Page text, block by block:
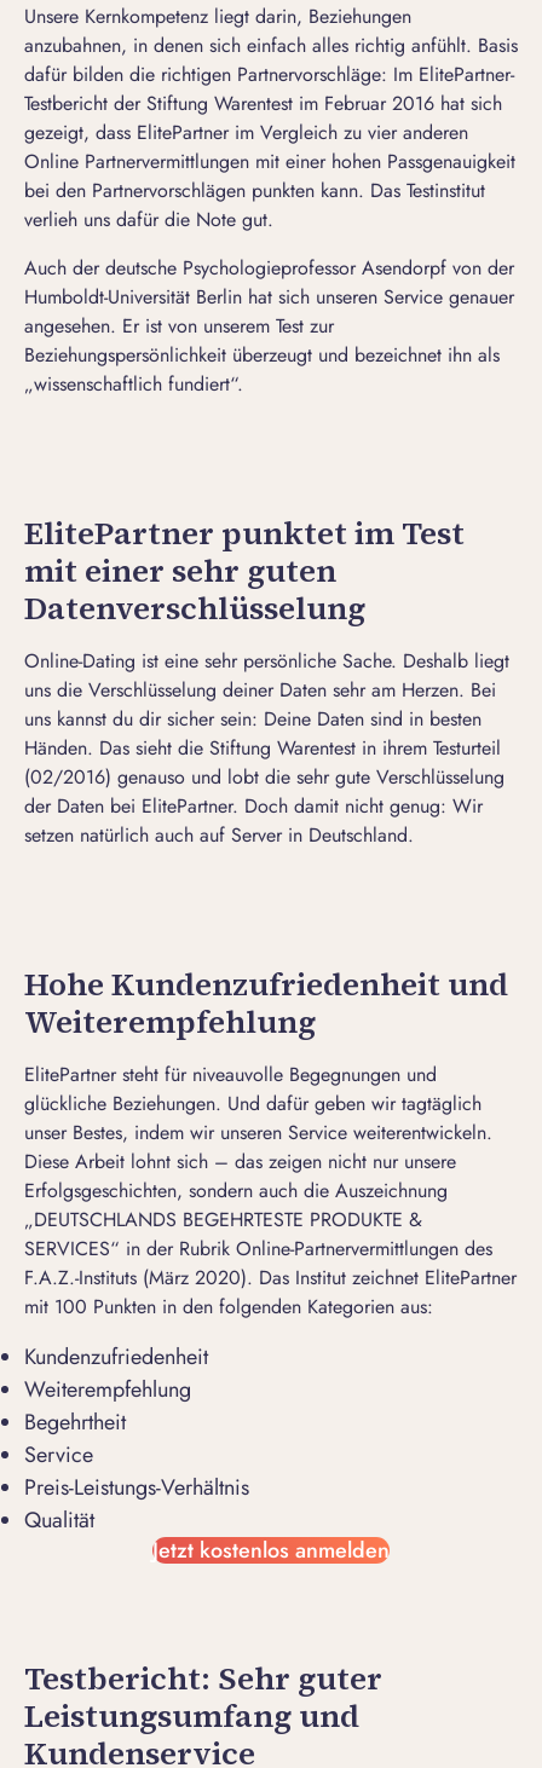
Unsere Kernkompetenz liegt darin, Beziehungen
anzubahnen, in denen sich einfach alles richtig anfühlt. Basis
dafür bilden die richtigen Partnervorschläge: Im ElitePartner-
Testbericht der Stiftung Warentest im Februar 2016 hat sich
gezeigt, dass ElitePartner im Vergleich zu vier anderen
Online Partnervermittlungen mit einer hohen Passgenauigkeit
bei den Partnervorschlägen punkten kann. Das Testinstitut
verlieh uns dafür die Note gut.
Auch der deutsche Psychologieprofessor Asendorpf von der
Humboldt-Universität Berlin hat sich unseren Service genauer
angesehen. Er ist von unserem Test zur
Beziehungspersönlichkeit überzeugt und bezeichnet ihn als
„wissenschaftlich fundiert“.
ElitePartner punktet im Test
mit einer sehr guten
Datenverschlüsselung
Online-Dating ist eine sehr persönliche Sache. Deshalb liegt
uns die Verschlüsselung deiner Daten sehr am Herzen. Bei
uns kannst du dir sicher sein: Deine Daten sind in besten
Händen. Das sieht die Stiftung Warentest in ihrem Testurteil
(02/2016) genauso und lobt die sehr gute Verschlüsselung
der Daten bei ElitePartner. Doch damit nicht genug: Wir
setzen natürlich auch auf Server in Deutschland.
Hohe Kundenzufriedenheit und
Weiterempfehlung
ElitePartner steht für niveauvolle Begegnungen und
glückliche Beziehungen. Und dafür geben wir tagtäglich
unser Bestes, indem wir unseren Service weiterentwickeln.
Diese Arbeit lohnt sich – das zeigen nicht nur unsere
Erfolgsgeschichten, sondern auch die Auszeichnung
„DEUTSCHLANDS BEGEHRTESTE PRODUKTE &
SERVICES“ in der Rubrik Online-Partnervermittlungen des
F.A.Z.-Instituts (März 2020). Das Institut zeichnet ElitePartner
mit 100 Punkten in den folgenden Kategorien aus:
Kundenzufriedenheit
Weiterempfehlung
Begehrtheit
Service
Preis-Leistungs-Verhältnis
Qualität
Jetzt kostenlos anmelden
Testbericht: Sehr guter
Leistungsumfang und
Kundenservice